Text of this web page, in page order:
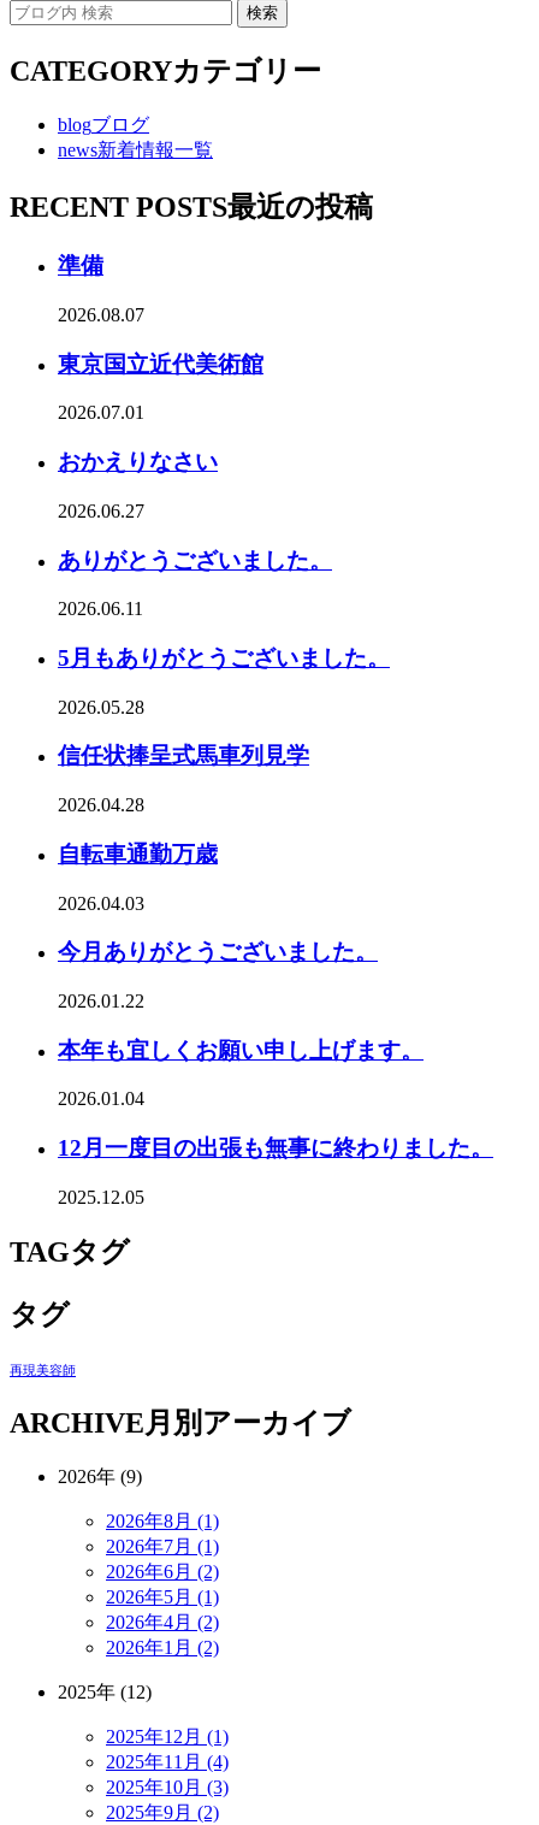
CATEGORYカテゴリー
blogブログ
news新着情報一覧
RECENT POSTS最近の投稿
準備
2026.08.07
東京国立近代美術館
2026.07.01
おかえりなさい
2026.06.27
ありがとうございました。
2026.06.11
5月もありがとうございました。
2026.05.28
信任状捧呈式馬車列見学
2026.04.28
自転車通勤万歳
2026.04.03
今月ありがとうございました。
2026.01.22
本年も宜しくお願い申し上げます。
2026.01.04
12月一度目の出張も無事に終わりました。
2025.12.05
TAGタグ
タグ
再現美容師
ARCHIVE月別アーカイブ
2026年 (9)
2026年8月 (1)
2026年7月 (1)
2026年6月 (2)
2026年5月 (1)
2026年4月 (2)
2026年1月 (2)
2025年 (12)
2025年12月 (1)
2025年11月 (4)
2025年10月 (3)
2025年9月 (2)